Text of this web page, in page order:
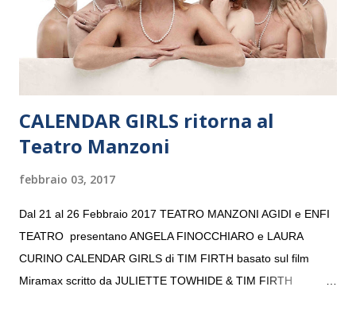
volta. L’orchestra, fondata nel 2008 da Kristjan Järvi (affiancato
da un prestigioso consiglio di consulent...
CALENDAR GIRLS ritorna al
Teatro Manzoni
febbraio 03, 2017
Dal 21 al 26 Febbraio 2017 TEATRO MANZONI AGIDI e ENFI
TEATRO presentano ANGELA FINOCCHIARO e LAURA
CURINO CALENDAR GIRLS di TIM FIRTH basato sul film
Miramax scritto da JULIETTE TOWHIDE & TIM FIRTH